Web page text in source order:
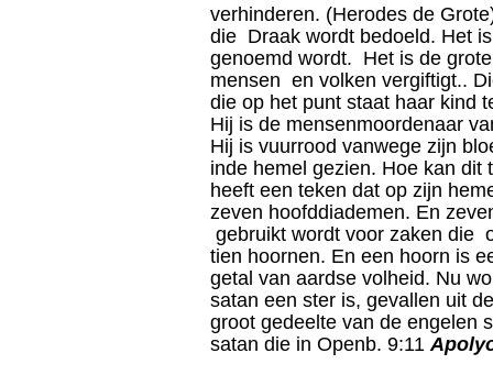
verhinderen. (Herodes de
die Draak wordt bedoeld. Het
genoemd wordt. Het is de
mensen en volken vergiftigt..
die op het punt staat haar kind
Hij is de mensenmoordenaar
Hij is vuurrood vanwege zijn
inde hemel gezien. Hoe kan dit
heeft een teken dat op zijn
zeven hoofddiademen. En
gebruikt wordt voor zaken die
tien hoornen. En een hoorn is
getal van aardse volheid. Nu
satan een ster is, gevallen uit
groot gedeelte van de engelen
satan die in Openb. 9:11